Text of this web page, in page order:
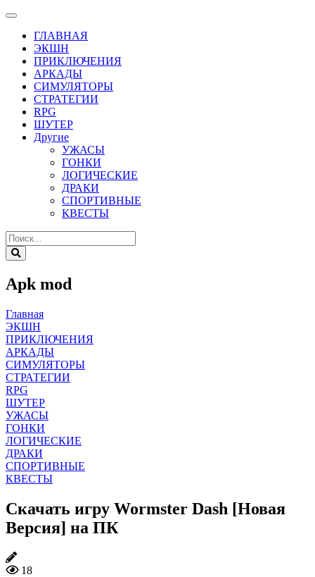
ГЛАВНАЯ
ЭКШН
ПРИКЛЮЧЕНИЯ
АРКАДЫ
СИМУЛЯТОРЫ
СТРАТЕГИИ
RPG
ШУТЕР
Другие
УЖАСЫ
ГОНКИ
ЛОГИЧЕСКИЕ
ДРАКИ
СПОРТИВНЫЕ
КВЕСТЫ
Apk mod
Главная
ЭКШН
ПРИКЛЮЧЕНИЯ
АРКАДЫ
СИМУЛЯТОРЫ
СТРАТЕГИИ
RPG
ШУТЕР
УЖАСЫ
ГОНКИ
ЛОГИЧЕСКИЕ
ДРАКИ
СПОРТИВНЫЕ
КВЕСТЫ
Скачать игру Wormster Dash [Новая
Версия] на ПК
18